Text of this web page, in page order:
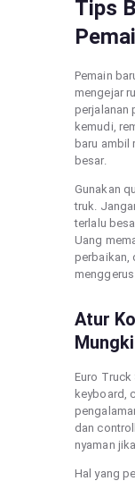
Tips
Pemain
mengejar
perjalanan
kemudi,
baru ambil
besar.
Gunakan
truk.
terlalu
Uang
perbaikan,
Atur
Euro Truck
keyboard,
dan
nyaman
Hal yang